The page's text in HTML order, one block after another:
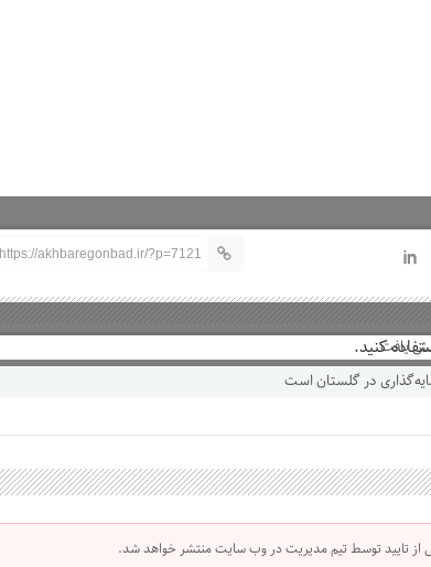
کنید.
https://akhbaregonbad.ir/?p=7121
تایید توسط تیم مدیریت در وب سایت منتشر خواهد شد.